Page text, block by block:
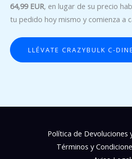
64,99 EUR, en lugar de su precio
tu pedido hoy mismo y comienza a
LLÉVATE CRAZYBULK C-
Política de Devoluciones
Términos y